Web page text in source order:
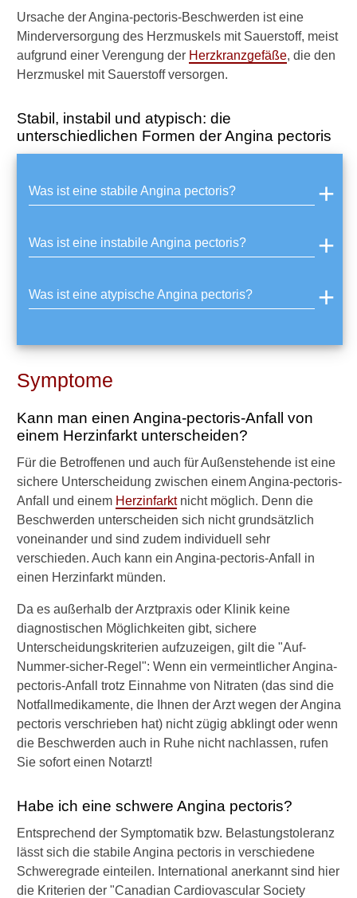
Ursache der Angina-pectoris-Beschwerden ist eine
Minderversorgung des Herzmuskels mit Sauerstoff, meist
aufgrund einer Verengung der Herzkranzgefäße, die den
Herzmuskel mit Sauerstoff versorgen.
Stabil, instabil und atypisch: die
unterschiedlichen Formen der Angina pectoris
Was ist eine stabile Angina pectoris?
Was ist eine instabile Angina pectoris?
Was ist eine atypische Angina pectoris?
Symptome
Kann man einen Angina-pectoris-Anfall von
einem Herzinfarkt unterscheiden?
Für die Betroffenen und auch für Außenstehende ist eine
sichere Unterscheidung zwischen einem Angina-pectoris-
Anfall und einem Herzinfarktnicht möglich. Denn die
Beschwerden unterscheiden sich nicht grundsätzlich
voneinander und sind zudem individuell sehr
verschieden. Auch kann ein Angina-pectoris-Anfall in
einen Herzinfarkt münden.
Da es außerhalb der Arztpraxis oder Klinik keine
diagnostischen Möglichkeiten gibt, sichere
Unterscheidungskriterien aufzuzeigen, gilt die "Auf-
Nummer-sicher-Regel": Wenn ein vermeintlicher Angina-
pectoris-Anfall trotz Einnahme von Nitraten (das sind die
Notfallmedikamente, die Ihnen der Arzt wegen der Angina
pectoris verschrieben hat) nicht zügig abklingt oder wenn
die Beschwerden auch in Ruhe nicht nachlassen, rufen
Sie sofort einen Notarzt!
Habe ich eine schwere Angina pectoris?
Entsprechend der Symptomatik bzw. Belastungstoleranz
lässt sich die stabile Angina pectoris in verschiedene
Schweregrade einteilen. International anerkannt sind hier
die Kriterien der "Canadian Cardiovascular Society
i
n
e
P
n
z
m
a
A
n
b
m
e
k
b
a
r
?
W
a
n
i
t
b
e
i
e
r
d
a
c
a
f
e
i
n